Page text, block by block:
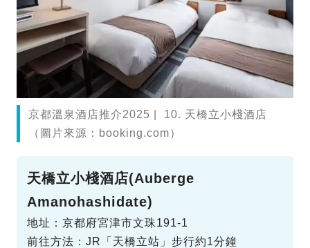
京都溫泉酒店推介2025 | 10. 天橋立小棧酒店
（圖片來源：booking.com）
天橋立小棧酒店(Auberge
Amanohashidate)
地址：京都府宮津市文珠191-1
前往方法：JR「天橋立站」步行約1分鐘